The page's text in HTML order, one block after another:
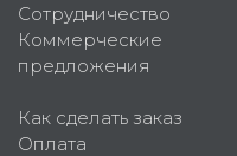
Сотрудничество
Коммерческие
предложения
Как сделать заказ
Оплата